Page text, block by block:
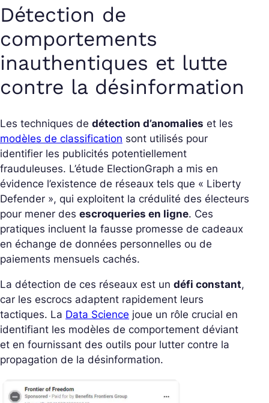
Détection de
comportements
inauthentiques et lutte
contre la désinformation
Les techniques de détection d’anomalies et les
modèles de classification sont utilisés pour
identifier les publicités potentiellement
frauduleuses. L’étude ElectionGraph a mis en
évidence l’existence de réseaux tels que « Liberty
Defender », qui exploitent la crédulité des électeurs
pour mener des escroqueries en ligne. Ces
pratiques incluent la fausse promesse de cadeaux
en échange de données personnelles ou de
paiements mensuels cachés.
La détection de ces réseaux est un défi constant,
car les escrocs adaptent rapidement leurs
tactiques. La Data Science joue un rôle crucial en
identifiant les modèles de comportement déviant
et en fournissant des outils pour lutter contre la
propagation de la désinformation.